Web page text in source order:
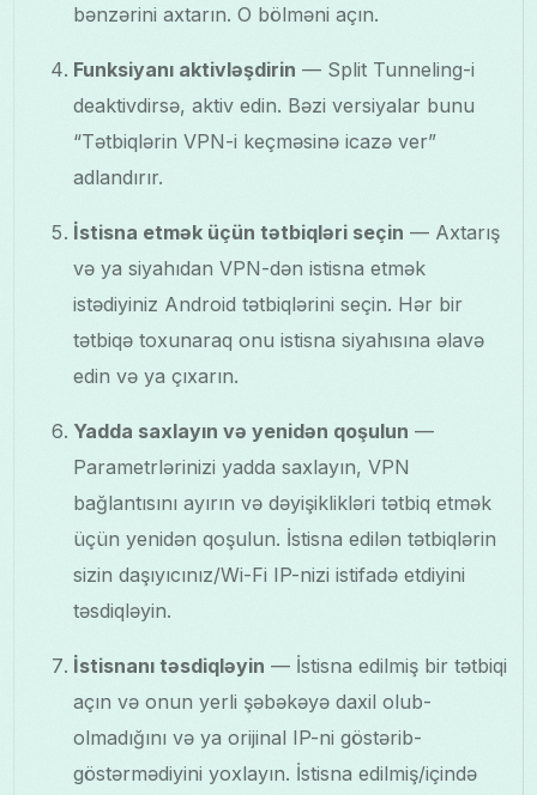
bənzərini axtarın. O bölməni açın.
Funksiyanı aktivləşdirin — Split Tunneling-i
deaktivdirsə, aktiv edin. Bəzi versiyalar bunu
“Tətbiqlərin VPN-i keçməsinə icazə ver”
adlandırır.
İstisna etmək üçün tətbiqləri seçin — Axtarış
və ya siyahıdan VPN-dən istisna etmək
istədiyiniz Android tətbiqlərini seçin. Hər bir
tətbiqə toxunaraq onu istisna siyahısına əlavə
edin və ya çıxarın.
Yadda saxlayın və yenidən qoşulun —
Parametrlərinizi yadda saxlayın, VPN
bağlantısını ayırın və dəyişiklikləri tətbiq etmək
üçün yenidən qoşulun. İstisna edilən tətbiqlərin
sizin daşıyıcınız/Wi-Fi IP-nizi istifadə etdiyini
təsdiqləyin.
İstisnanı təsdiqləyin — İstisna edilmiş bir tətbiqi
açın və onun yerli şəbəkəyə daxil olub-
olmadığını və ya orijinal IP-ni göstərib-
göstərmədiyini yoxlayın. İstisna edilmiş/içində